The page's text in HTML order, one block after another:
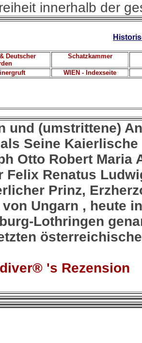
innerhalb der
Deutscher
Schatzkammer
WIEN - Indexseite
und (umstrittene)
Seine
Otto Robert Maria
Felix Renatus
Prinz,
Ungarn , heute
Lothringen
's Rezension